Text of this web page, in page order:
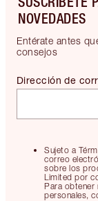
NOVEDADES
Entérate antes
consejos
Sujeto a
correo
sobre los
Limited por
Para obtener
personales,
Dirección de